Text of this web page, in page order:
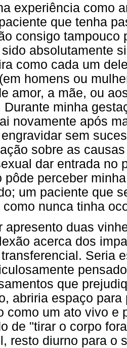
experiência como
que tenha
consigo tampouco
absolutamente
como cada um
homens ou
amor, a mãe, ou
Durante minha
novamente após
sem
sobre as
dar entrada no
pôde perceber
um paciente que
como nunca tinha
apresento duas
acerca dos
Seria
que
abriria espaço
como um ato vivo e
de "tirar o corpo
resto diurno para o